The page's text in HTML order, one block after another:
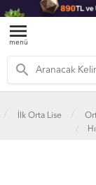
menu
menü
search
İlk Orta Lise